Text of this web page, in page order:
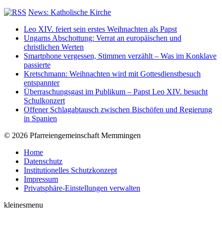
News: Katholische Kirche
Leo XIV. feiert sein erstes Weihnachten als Papst
Ungarns Abschottung: Verrat an europäischen und
christlichen Werten
Smartphone vergessen, Stimmen verzählt – Was im Konklave
passierte
Kretschmann: Weihnachten wird mit Gottesdienstbesuch
entspannter
Überraschungsgast im Publikum – Papst Leo XIV. besucht
Schulkonzert
Offener Schlagabtausch zwischen Bischöfen und Regierung
in Spanien
© 2026 Pfarreiengemeinschaft Memmingen
Home
Datenschutz
Institutionelles Schutzkonzept
Impressum
Privatsphäre-Einstellungen verwalten
kleinesmenu